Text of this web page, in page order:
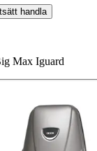
handla
Max Iguard